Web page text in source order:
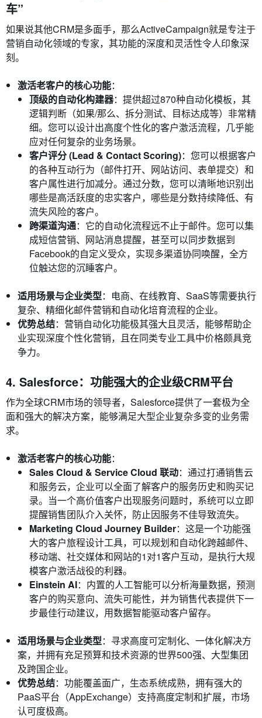
车”
如果说其他CRM是多面手，那么ActiveCampaign就是专注于
营销自动化领域的专家，其功能的深度和灵活性令人印象深
刻。
激活老客户的核心功能：
顶级的自动化构建器：提供超过870种自动化模板，其
逻辑判断（如果/那么、拆分测试、目标达成等）非常精
细。您可以设计出高度个性化的客户激活流程，几乎能
应对任何复杂的业务场景。
客户评分 (Lead & Contact Scoring)：您可以根据客户
的各种互动行为（邮件打开、网站访问、表单提交）和
客户属性进行加减分。通过分数，您可以清晰地识别出
哪些是高活跃度的忠实客户，哪些是分数持续降低、有
流失风险的客户。
跨渠道沟通：它的自动化流程远不止于邮件。您可以集
成短信营销、网站消息提醒，甚至可以同步数据到
Facebook的自定义受众，实现多渠道协同唤醒，全方
位触达您的沉睡客户。
适用场景与企业类型：电商、在线教育、SaaS等需要执行
复杂、精细化邮件营销和自动化培育流程的企业。
优势总结：营销自动化功能极其强大且灵活，能够帮助企
业实现深度个性化营销，且在同类专业工具中价格颇具竞
争力。
4. Salesforce：功能强大的企业级CRM平台
作为全球CRM市场的领导者，Salesforce提供了一套极为全
面和强大的解决方案，能够满足大型企业复杂多变的业务需
求。
激活老客户的核心功能：
Sales Cloud & Service Cloud 联动：通过打通销售云
和服务云，企业可以全面了解客户的服务历史和购买记
录。当一个高价值客户出现服务问题时，系统可以立即
提醒销售团队介入关怀，防止因服务不佳导致流失。
Marketing Cloud Journey Builder：这是一个功能强
大的客户旅程设计工具，可以规划和自动化跨越邮件、
移动端、社交媒体和网站的1对1客户互动，是执行大规
模客户激活战役的利器。
Einstein AI：内置的人工智能可以分析海量数据，预测
客户的购买意向、流失可能性，并为销售代表提供下一
步最佳行动建议，用数据智能驱动客户留存。
适用场景与企业类型：寻求高度可定制化、一体化解决方
案，并拥有充足预算和技术资源的世界500强、大型集团
及跨国企业。
优势总结：功能覆盖面广，生态系统成熟，拥有强大的
PaaS平台（AppExchange）支持高度定制和扩展，市场
认可度极高。